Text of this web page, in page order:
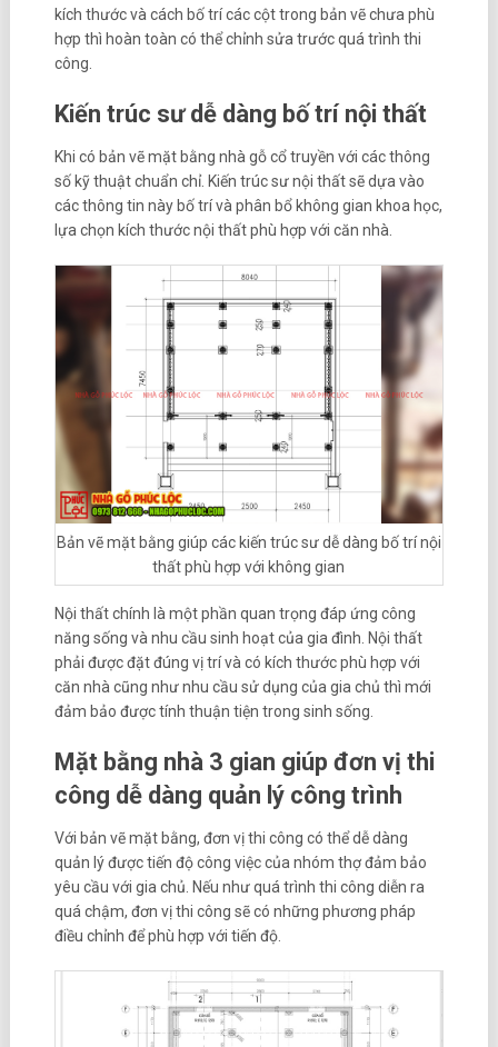
kích thước và cách bố trí các cột trong bản vẽ chưa phù
hợp thì hoàn toàn có thể chỉnh sửa trước quá trình thi
công.
Kiến trúc sư dễ dàng bố trí nội thất
Khi có bản vẽ mặt bằng nhà gỗ cổ truyền với các thông
số kỹ thuật chuẩn chỉ. Kiến trúc sư nội thất sẽ dựa vào
các thông tin này bố trí và phân bổ không gian khoa học,
lựa chọn kích thước nội thất phù hợp với căn nhà.
Bản vẽ mặt bằng giúp các kiến trúc sư dễ dàng bố trí nội
thất phù hợp với không gian
Nội thất chính là một phần quan trọng đáp ứng công
năng sống và nhu cầu sinh hoạt của gia đình. Nội thất
phải được đặt đúng vị trí và có kích thước phù hợp với
căn nhà cũng như nhu cầu sử dụng của gia chủ thì mới
đảm bảo được tính thuận tiện trong sinh sống.
Mặt bằng nhà 3 gian giúp đơn vị thi
công dễ dàng quản lý công trình
Với bản vẽ mặt bằng, đơn vị thi công có thể dễ dàng
quản lý được tiến độ công việc của nhóm thợ đảm bảo
yêu cầu với gia chủ. Nếu như quá trình thi công diễn ra
quá chậm, đơn vị thi công sẽ có những phương pháp
điều chỉnh để phù hợp với tiến độ.